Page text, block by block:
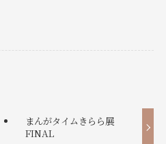
まんがタイムきらら展
FINAL